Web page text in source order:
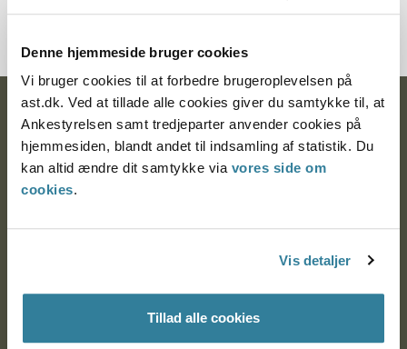
Denne hjemmeside bruger cookies
Vi bruger cookies til at forbedre brugeroplevelsen på
ast.dk. Ved at tillade alle cookies giver du samtykke til, at
Ankestyrelsen samt tredjeparter anvender cookies på
hjemmesiden, blandt andet til indsamling af statistik. Du
kan altid ændre dit samtykke via vores side om
cookies.
Vis detaljer
Tillad alle cookies
Ankestyrelsen
Postadresse:
Nytorv 7, 2. sal
Ankestyrelsen København